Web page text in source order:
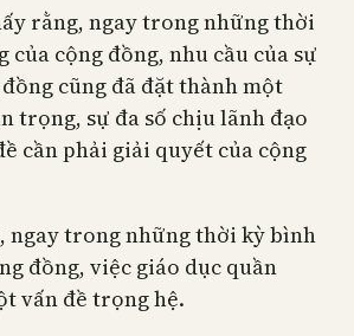
rằng, ngay trong những thời
cộng đồng, nhu cầu của sự
cũng đã đặt thành một
trọng, sự đa số chịu lãnh đạo
cần phải giải quyết của cộng
ngay trong những thời kỳ bình
đồng, việc giáo dục quần
vấn đề trọng hệ.